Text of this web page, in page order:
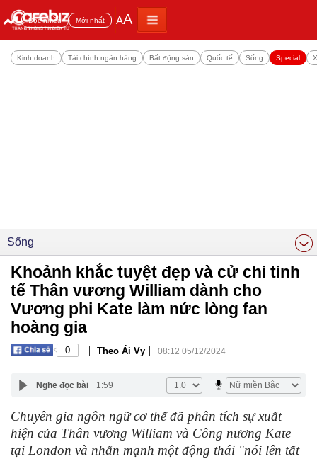
Đọc nhiều Mới nhất AA
Kinh doanh Tài chính ngân hàng Bất động sản Quốc tế Sống Special
Sống
Khoảnh khắc tuyệt đẹp và cử chi tinh
tế Thân vương William dành cho
Vương phi Kate làm nức lòng fan
hoàng gia
0 | Theo Ái Vy | 08:12 05/12/2024
Nghe đọc bài 1:59
Chuyên gia ngôn ngữ cơ thể đã phân tích sự xuất
hiện của Thân vương William và Công nương Kate
tại London và nhấn mạnh một động thái "nói lên tất